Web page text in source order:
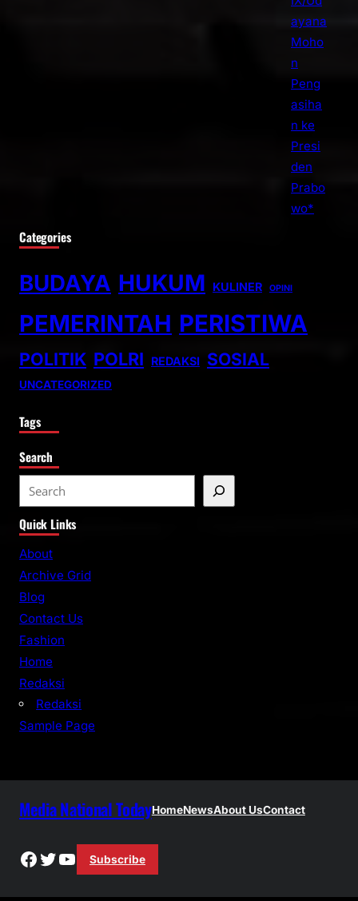
Categories
BUDAYA HUKUM KULINER OPINI
PEMERINTAH PERISTIWA
POLITIK POLRI REDAKSI SOSIAL
UNCATEGORIZED
Tags
Search
e
a
r
Quick Links
About
Archive Grid
Blog
Contact Us
Fashion
Home
Redaksi
Redaksi
Sample Page
Media National TodayHomeNewsAbout UsContact
Facebook
Twitter
YouTube
Subscribe